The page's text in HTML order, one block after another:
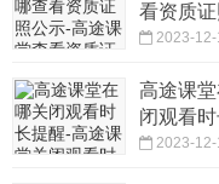
看资质
2023-12-
高途课
闭观看
2023-12-